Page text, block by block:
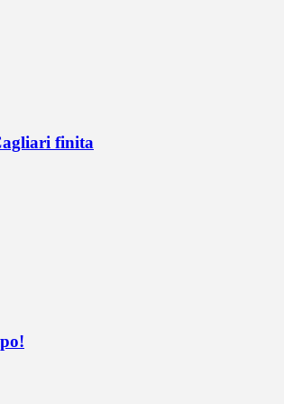
finita